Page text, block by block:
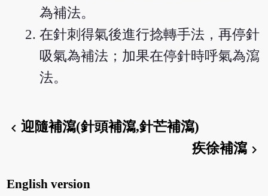
為補法。
在針刺得氣後進行捻轉手法，再停針
吸氣為補法；加果在停針時呼氣為瀉
法。
chevron_left迎隨補瀉(針頭補瀉,針芒補瀉)
疾徐補瀉chevron_right
English version